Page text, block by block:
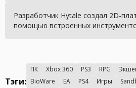
Разработчик Hytale создал 2D-
помощью встроенных
Тэги:
ПК Xbox 360 PS3 RPG
BioWare
EA PS4 Игры